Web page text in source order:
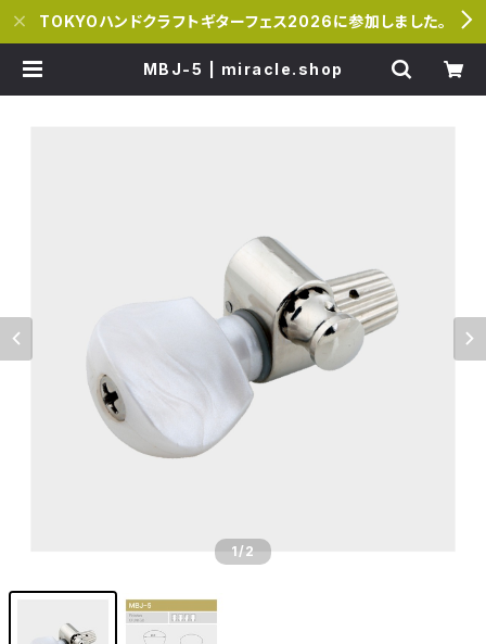
TOKYOハンドクラフトギターフェス2026に参加しました。
MBJ-5 | miracle.shop
1/2